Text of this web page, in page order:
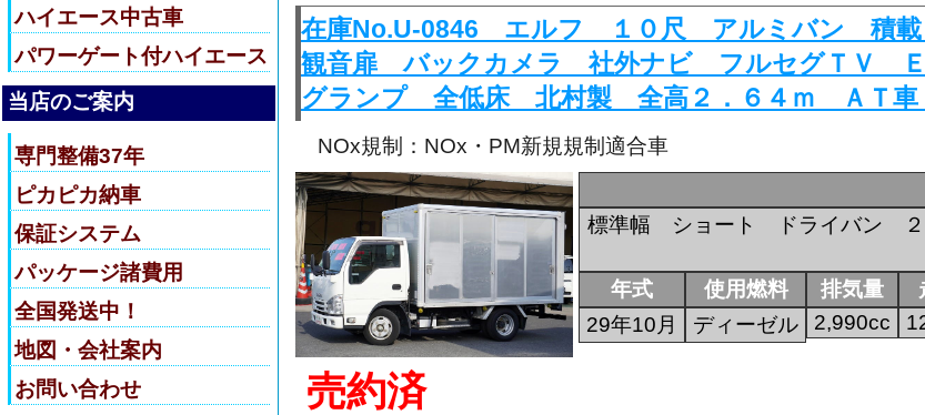
ハイエース中古車
パワーゲート付ハイエース
当店のご案内
専門整備37年
ピカピカ納車
保証システム
パッケージ諸費用
全国発送中！
地図・会社案内
お問い合わせ
在庫No.U-0846 エルフ １０尺 アルミバン 積載
観音扉 バックカメラ 社外ナビ フルセグＴＶ
グランプ 全低床 北村製 全高２．６４ｍ ＡＴ車
NOx規制：NOx・PM新規規制適合車
売約済
標準幅 ショート ドライバン ２
年式
29年10月
使用燃料
ディーゼル
排気量
2,990cc